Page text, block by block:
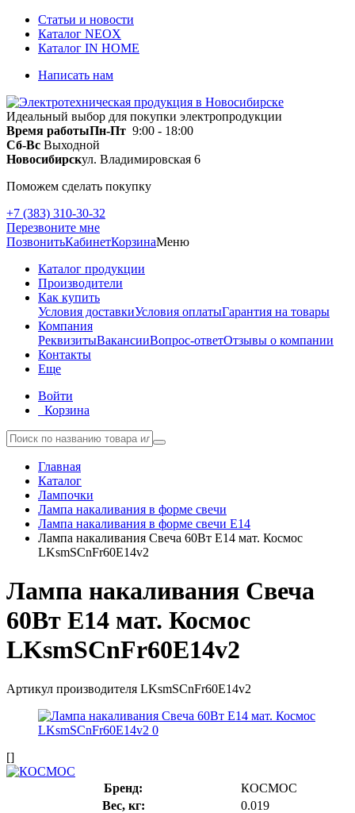
Статьи и новости
Каталог NEOX
Каталог IN HOME
Написать нам
Идеальный выбор для покупки электропродукции
Время работыПн-Пт 9:00 - 18:00
Сб-Вс Выходной
Новосибирскул. Владимировская 6
Поможем сделать покупку
+7 (383) 310-30-32
Перезвоните мне
ПозвонитьКабинетКорзинаМеню
Каталог продукции
Производители
Как купить
Условия доставкиУсловия оплатыГарантия на товары
Компания
РеквизитыВакансииВопрос-ответОтзывы о компании
Контакты
Еще
Войти
Корзина
Главная
Каталог
Лампочки
Лампа накаливания в форме свечи
Лампа накаливания в форме свечи E14
Лампа накаливания Свеча 60Вт E14 мат. Космос
LKsmSCnFr60E14v2
Лампа накаливания Свеча
60Вт E14 мат. Космос
LKsmSCnFr60E14v2
Артикул производителя LKsmSCnFr60E14v2
[]
Бренд:
КОСМОС
Вес, кг:
0.019